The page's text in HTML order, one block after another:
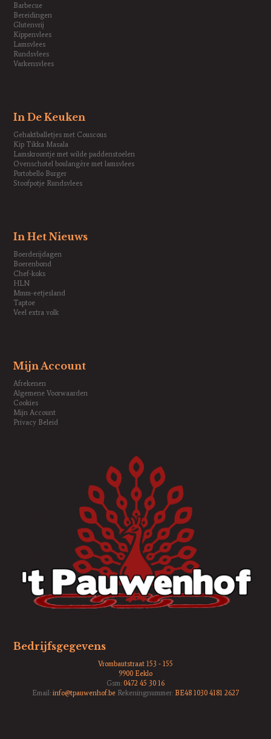
Barbecue
Bereidingen
Glutenvrij
Kippenvlees
Lamsvlees
Rundsvlees
Varkensvlees
In De Keuken
Gehaktballetjes met Couscous
Kip Tikka Masala
Lamskroontje met wilde paddenstoelen
Ovenschotel boulangère met lamsvlees
Portobello Burger
Stoofpotje Rundsvlees
In Het Nieuws
Boerderijdagen
Boerenbond
Chef-koks
HLN
Mmm-eetjesland
Taptoe
Veel extra volk
Mijn Account
Afrekenen
Algemene Voorwaarden
Cookies
Mijn Account
Privacy Beleid
Bedrijfsgegevens
Vrombautstraat 153 - 155
9900 Eeklo
Gsm: 0472 45 30 16
Email: info@tpauwenhof.be Rekeningnummer: BE48 1030 4181 2627